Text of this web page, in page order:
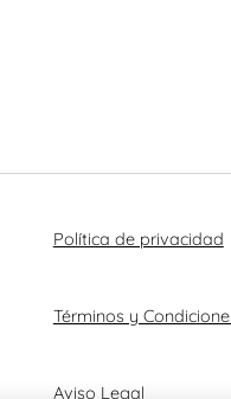
Política de privacidad
Términos y
Aviso Legal